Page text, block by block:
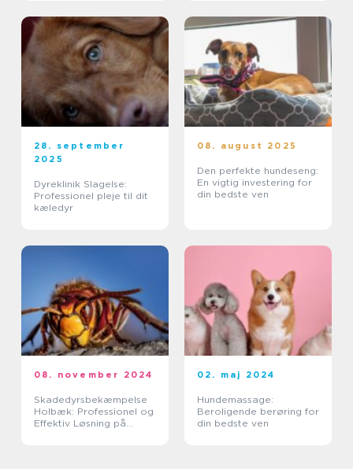
28. september
2025
Dyreklinik Slagelse:
Professionel pleje til dit
kæledyr
08. august 2025
Den perfekte hundeseng:
En vigtig investering for
din bedste ven
08. november 2024
Skadedyrsbekæmpelse
Holbæk: Professionel og
Effektiv Løsning på
02. maj 2024
Hundemassage:
Beroligende berøring for
din bedste ven